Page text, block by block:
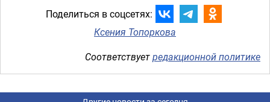
Поделиться в соцсетях:
Ксения Топоркова
Соответствуетредакционной политике